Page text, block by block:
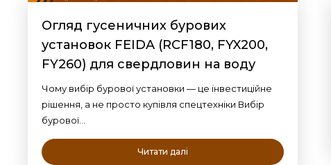
Огляд гусеничних бурових
установок FEIDA (RCF180, FYX200,
FY260) для свердловин на воду
Чому вибір бурової установки — це інвестиційне
рішення, а не просто купівля спецтехніки Вибір
бурової…
Читати далі